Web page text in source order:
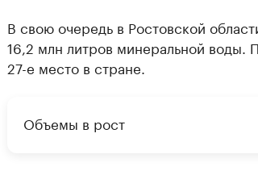
В свою очередь в Ростовской
16,2 млн литров минеральной воды.
27-е место в стране.
Объемы в рост